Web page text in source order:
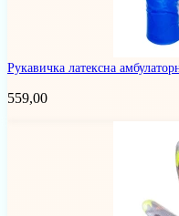
Рукавичка латексна
559,00